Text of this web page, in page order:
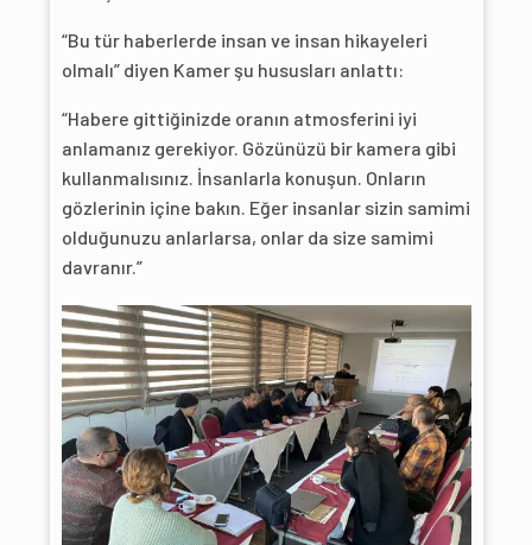
“Bu tür haberlerde insan ve insan hikayeleri
olmalı” diyen Kamer şu hususları anlattı:
“Habere gittiğinizde oranın atmosferini iyi
anlamanız gerekiyor. Gözünüzü bir kamera gibi
kullanmalısınız. İnsanlarla konuşun. Onların
gözlerinin içine bakın. Eğer insanlar sizin samimi
olduğunuzu anlarlarsa, onlar da size samimi
davranır.”